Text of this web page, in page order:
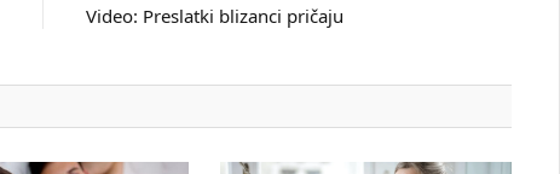
Video: Preslatki blizanci pričaju